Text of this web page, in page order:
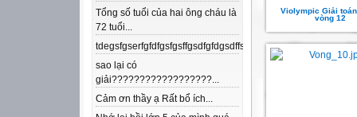
Tổng số tuổi của hai ông cháu là
72 tuổi...
sao lại có
giải??????????????????...
Cảm ơn thầy ạ Rất bổ ích...
Violympic Giải
vòng 12